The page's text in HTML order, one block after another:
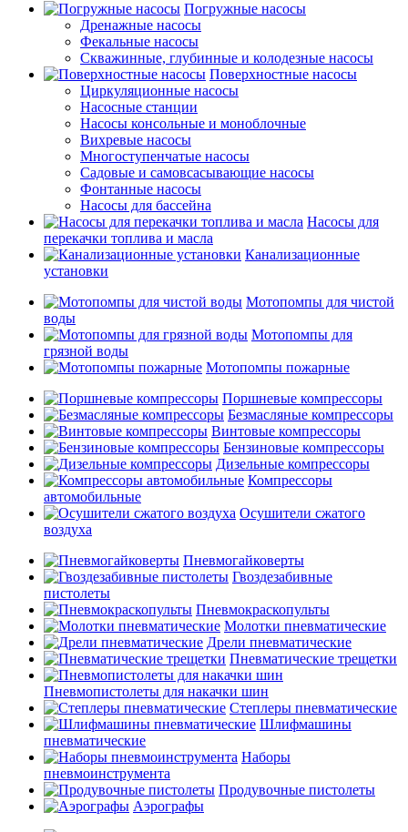
Погружные насосы
Дренажные насосы
Фекальные насосы
Скважинные, глубинные и колодезные насосы
Поверхностные насосы
Циркуляционные насосы
Насосные станции
Насосы консольные и моноблочные
Вихревые насосы
Многоступенчатые насосы
Садовые и самовсасывающие насосы
Фонтанные насосы
Насосы для бассейна
Насосы для
перекачки топлива и масла
Канализационные
установки
Мотопомпы для чистой
воды
Мотопомпы для
грязной воды
Мотопомпы пожарные
Поршневые компрессоры
Безмасляные компрессоры
Винтовые компрессоры
Бензиновые компрессоры
Дизельные компрессоры
Компрессоры
автомобильные
Осушители сжатого
воздуха
Пневмогайковерты
Гвоздезабивные
пистолеты
Пневмокраскопульты
Молотки пневматические
Дрели пневматические
Пневматические трещетки
Пневмопистолеты для накачки шин
Степлеры пневматические
Шлифмашины
пневматические
Наборы
пневмоинструмента
Продувочные пистолеты
Аэрографы